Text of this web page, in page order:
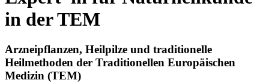
in der TEM
Arzneipflanzen, Heilpilze und traditionelle
Heilmethoden der Traditionellen Europäischen
Medizin (TEM)